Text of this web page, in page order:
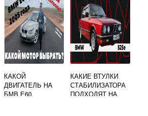
КАКОЙ
ДВИГАТЕЛЬ НА
БМВ Е60
КАКИЕ ВТУЛКИ
СТАБИЛИЗАТОРА
ПОДХОДЯТ НА